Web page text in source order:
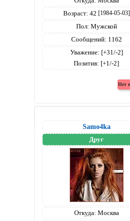
Возраст: 42 [1984-05-03]
Пол: Мужской
Сообщений: 1162
Уважение: [+31/-2]
Позитив: [+1/-2]
Samo4ka
Друг
Откуда: Москва